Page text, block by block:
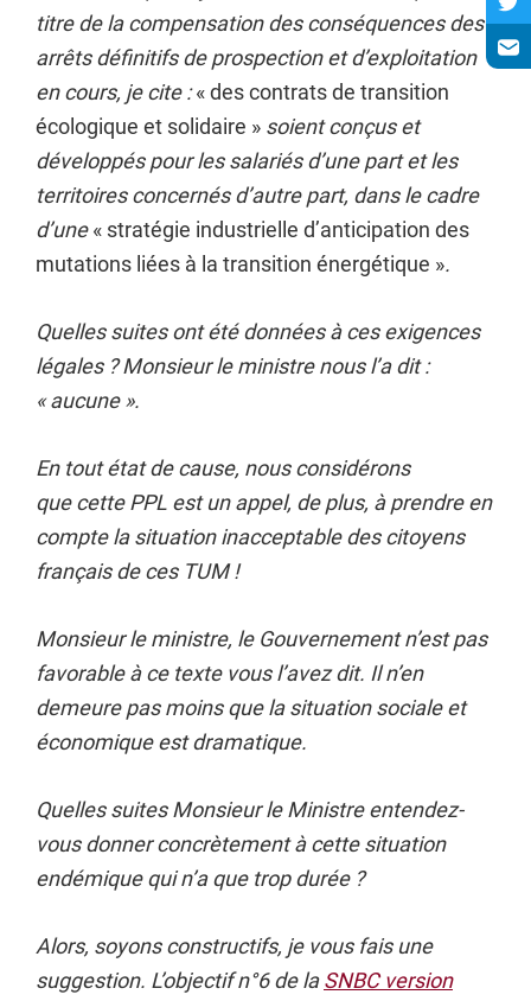
titre de la compensation des conséquences des
arrêts définitifs de prospection et d’exploitation
en cours, je cite :« des contrats de transition
écologique et solidaire » soient conçus et
développés pour les salariés d’une part et les
territoires concernés d’autre part, dans le cadre
d’une« stratégie industrielle d’anticipation des
mutations liées à la transition énergétique ».
Quelles suites ont été données à ces exigences
légales ? Monsieur le ministre nous l’a dit :
« aucune ».
En tout état de cause, nous considérons
que cette PPL est un appel, de plus, à prendre en
compte la situation inacceptable des citoyens
français de ces TUM !
Monsieur le ministre, le Gouvernement n’est pas
favorable à ce texte vous l’avez dit. Il n’en
demeure pas moins que la situation sociale et
économique est dramatique.
Quelles suites Monsieur le Ministre entendez-
vous donner concrètement à cette situation
endémique qui n’a que trop durée ?
Alors, soyons constructifs, je vous fais une
suggestion. L’objectif n°6 de laSNBC version